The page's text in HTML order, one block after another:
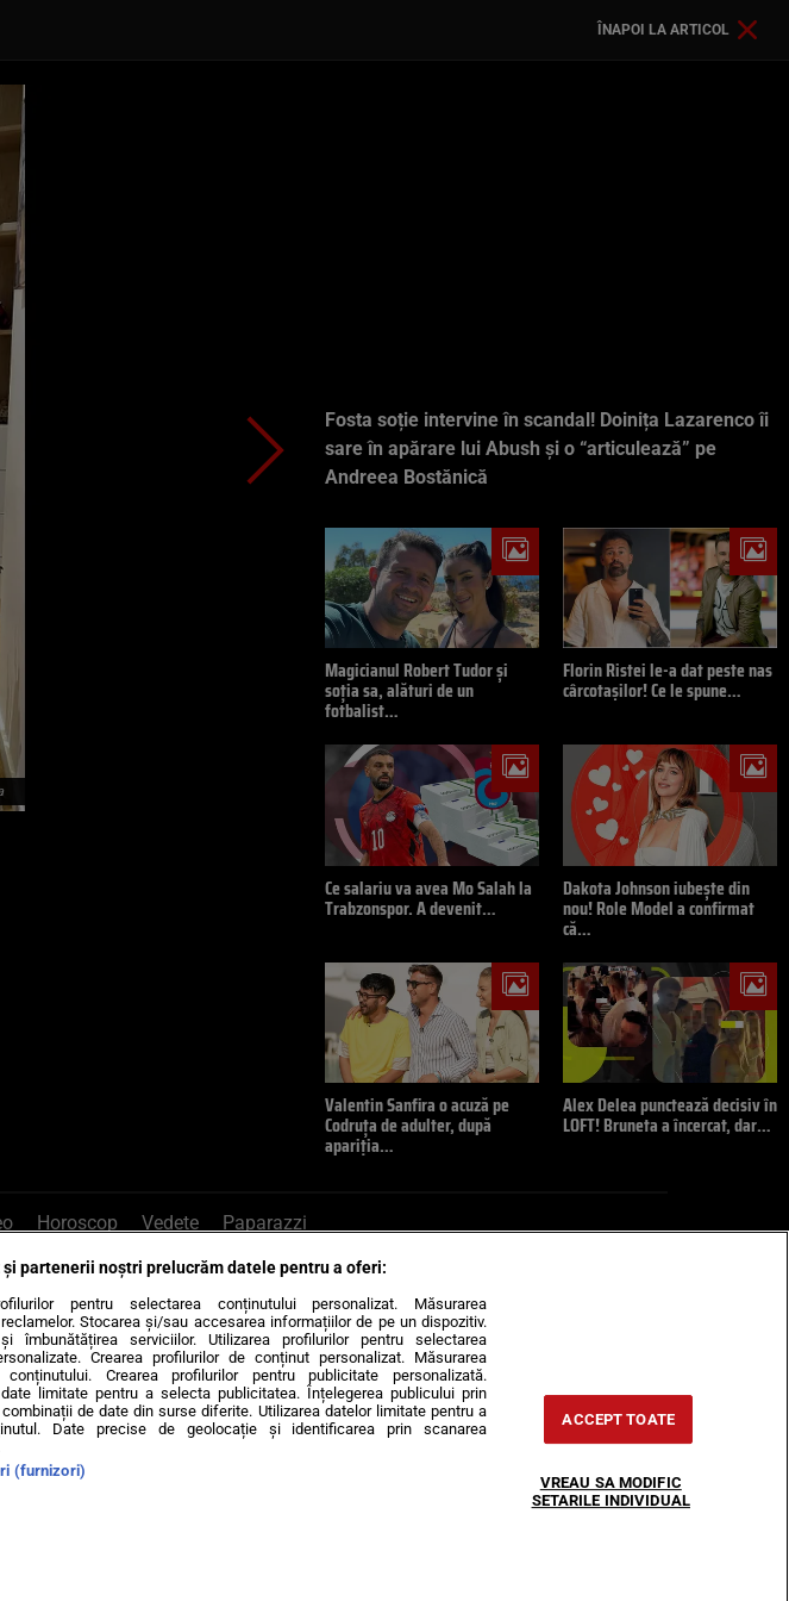
ÎNAPOI LA ARTICOL
Fosta soție intervine în scandal! Doinița Lazarenco îi
sare în apărare lui Abush și o “articulează” pe
Andreea Bostănică
Magicianul Robert Tudor și
soția sa, alături de un
fotbalist…
Florin Ristei le-a dat peste nas
cârcotașilor! Ce le spune…
Ce salariu va avea Mo Salah la
Trabzonspor. A devenit…
Dakota Johnson iubește din
nou! Role Model a confirmat
că…
Valentin Sanfira o acuză pe
Codruța de adulter, după
apariția…
Alex Delea punctează decisiv în
LOFT! Bruneta a încercat, dar…
Horoscop Vedete Paparazzi
sau trimite mail la pont@cancan.ro
Politică
de vise LIFE STYLE Horoscop
și partenerii noștri prelucrăm datele pentru a oferi:
pentru selectarea conținutului personalizat. Măsurarea
Stocarea și/sau accesarea informațiilor de pe un dispozitiv.
îmbunătățirea serviciilor. Utilizarea profilurilor pentru selectarea
Crearea profilurilor de conținut personalizat. Măsurarea
conținutului. Crearea profilurilor pentru publicitate personalizată.
limitate pentru a selecta publicitatea. Înțelegerea publicului prin
de date din surse diferite. Utilizarea datelor limitate pentru a
Date precise de geolocație și identificarea prin scanarea
(furnizori)
ACCEPT TOATE
VREAU SA MODIFIC
SETARILE INDIVIDUAL